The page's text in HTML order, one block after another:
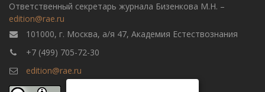
Ответственный секретарь журнала Бизенкова М.Н. –
edition@rae.ru
101000, г. Москва, а/я 47, Академия Естествознания
+7 (499) 705-72-30
edition@rae.ru